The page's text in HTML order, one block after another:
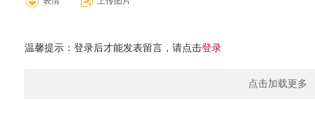
温馨提示：登录后才能发表留言，请点击登录
点击加载更多